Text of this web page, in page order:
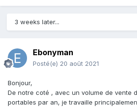
3 weeks later...
Ebonyman
Posté(e) 20 août 2021
Bonjour,
De notre coté , avec un volume de vente
portables par an, je travaille